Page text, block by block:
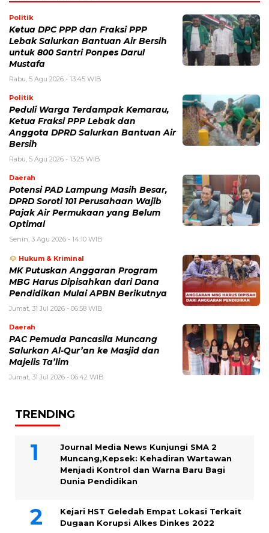
Politik
Ketua DPC PPP dan Fraksi PPP
Lebak Salurkan Bantuan Air Bersih
untuk 800 Santri Ponpes Darul
Mustafa
Rabu, 5 Agu 2026 - 13:45 WIB
Politik
Peduli Warga Terdampak Kemarau,
Ketua Fraksi PPP Lebak dan
Anggota DPRD Salurkan Bantuan Air
Bersih
Rabu, 5 Agu 2026 - 13:25 WIB
Daerah
Potensi PAD Lampung Masih Besar,
DPRD Soroti 101 Perusahaan Wajib
Pajak Air Permukaan yang Belum
Optimal
Senin, 3 Agu 2026 - 14:10 WIB
Hukum & Kriminal
MK Putuskan Anggaran Program
MBG Harus Dipisahkan dari Dana
Pendidikan Mulai APBN Berikutnya
Jumat, 31 Jul 2026 - 06:58 WIB
Daerah
PAC Pemuda Pancasila Muncang
Salurkan Al-Qur’an ke Masjid dan
Majelis Ta’lim
Jumat, 31 Jul 2026 - 06:42 WIB
TRENDING
Journal Media News Kunjungi SMA 2
Muncang,Kepsek: Kehadiran Wartawan
Menjadi Kontrol dan Warna Baru Bagi
Dunia Pendidikan
Kejari HST Geledah Empat Lokasi Terkait
Dugaan Korupsi Alkes Dinkes 2022